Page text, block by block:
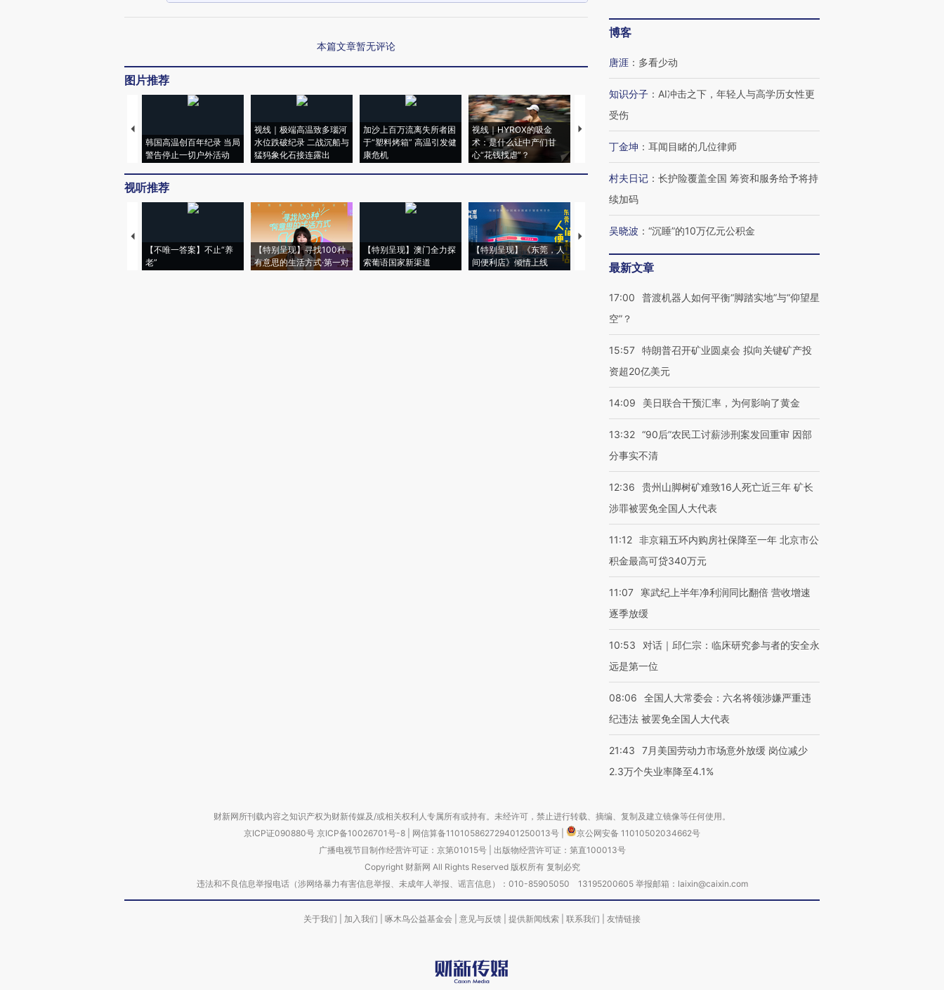
本篇文章暂无评论
图片推荐
韩国高温创百年纪录 当局
警告停止一切户外活动
视线｜极端高温致多瑙河
水位跌破纪录 二战沉船与
猛犸象化石接连露出
加沙上百万流离失所者困
于“塑料烤箱” 高温引发健
康危机
视线｜HYROX的吸金
术：是什么让中产们甘
心“花钱找虐”？
马航飞行员跨国走私7万
粒摇头丸 尿检体内含3种
视线｜被称为“蟑螂”的印
度Z世代 用街头抗争将教
育部长拱下台
视线｜“入侵”还是“人道危
视听推荐
【不唯一答案】不止“养
老”
【特别呈现】寻找100种
有意思的生活方式·第一对
【特别呈现】澳门全力探
索葡语国家新渠道
【特别呈现】《东莞，人
间便利店》倾情上线
【推广】走进第四届链博
博客
唐涯 ： 多看少动
知识分子 ： AI冲击之下，年轻人与高学历女性更
受伤
丁金坤 ： 耳闻目睹的几位律师
村夫日记 ： 长护险覆盖全国 筹资和服务给予将持
续加码
吴晓波 ： “沉睡”的10万亿元公积金
最新文章
17:00
普渡机器人如何平衡“脚踏实地”与“仰望星
空”？
15:57 特朗普召开矿业圆桌会 拟向关键矿产投
资超20亿美元
14:09 美日联合干预汇率，为何影响了黄金
13:32 “90后”农民工讨薪涉刑案发回重审 因部
分事实不清
12:36
贵州山脚树矿难致16人死亡近三年 矿长
涉罪被罢免全国人大代表
11:12 非京籍五环内购房社保降至一年 北京市公
积金最高可贷340万元
11:07
寒武纪上半年净利润同比翻倍 营收增速
逐季放缓
10:53
对话｜邱仁宗：临床研究参与者的安全永
远是第一位
08:06
全国人大常委会：六名将领涉嫌严重违
纪违法 被罢免全国人大代表
21:43
7月美国劳动力市场意外放缓 岗位减少
2.3万个失业率降至4.1%
财新网所刊载内容之知识产权为财新传媒及/或相关权利人专属所有或持有。未经许可，禁止进行转载、摘编、复制及建立镜像等任何使用。
京ICP证090880号 京ICP备10026701号-8 网信算备110105862729401250013号
京公网安备 11010502034662号
广播电视节目制作经营许可证：京第01015号| 出版物经营许可证：第直100013号
Copyright 财新网 All Rights Reserved 版权所有 复制必究
违法和不良信息举报电话（涉网络暴力有害信息举报、未成年人举报、谣言信息）：010-85905050 13195200605 举报邮箱：laixin@caixin.com
关于我们 加入我们 啄木鸟公益基金会 意见与反馈 提供新闻线索 联系我们 友情链接